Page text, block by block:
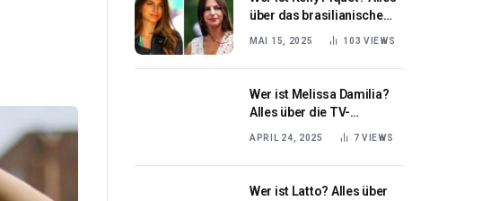
über das brasilianische
Model und Kolumnistin
MAI 15, 2025 103 VIEWS
Wer ist Melissa Damilia?
Alles über die TV-
Persönlichkeit Melissa
APRIL 24, 2025 7 VIEWS
Wer ist Latto? Alles über